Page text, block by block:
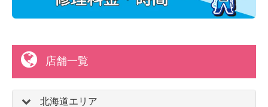
店舗一覧
北海道エリア